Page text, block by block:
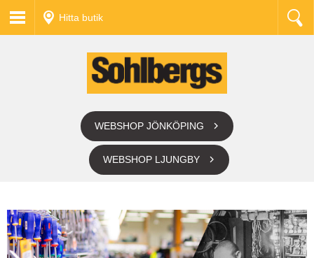
Hitta butik
WEBSHOP JÖNKÖPING
WEBSHOP LJUNGBY